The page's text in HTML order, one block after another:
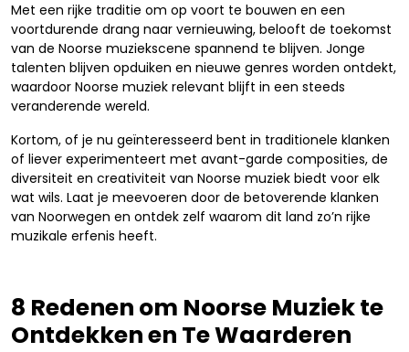
Met een rijke traditie om op voort te bouwen en een
voortdurende drang naar vernieuwing, belooft de toekomst
van de Noorse muziekscene spannend te blijven. Jonge
talenten blijven opduiken en nieuwe genres worden ontdekt,
waardoor Noorse muziek relevant blijft in een steeds
veranderende wereld.
Kortom, of je nu geïnteresseerd bent in traditionele klanken
of liever experimenteert met avant-garde composities, de
diversiteit en creativiteit van Noorse muziek biedt voor elk
wat wils. Laat je meevoeren door de betoverende klanken
van Noorwegen en ontdek zelf waarom dit land zo’n rijke
muzikale erfenis heeft.
8 Redenen om Noorse Muziek te
Ontdekken en Te Waarderen